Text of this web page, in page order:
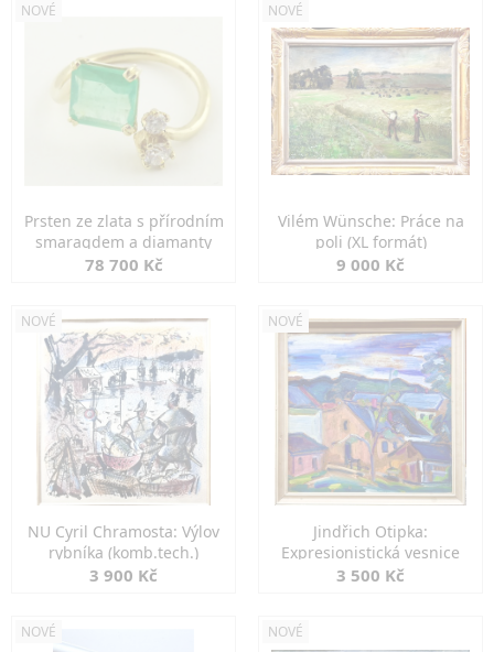
NOVÉ
Prsten ze zlata s přírodním
smaragdem a diamanty
78 700 Kč
NOVÉ
Vilém Wünsche: Práce na
poli (XL formát)
9 000 Kč
NOVÉ
NU Cyril Chramosta: Výlov
rybníka (komb.tech.)
3 900 Kč
NOVÉ
Jindřich Otipka:
Expresionistická vesnice
3 500 Kč
NOVÉ NOVÉ